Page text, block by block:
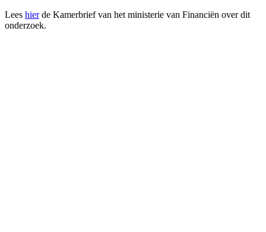
Lees hierde Kamerbrief van het ministerie van Financiën over dit
onderzoek.